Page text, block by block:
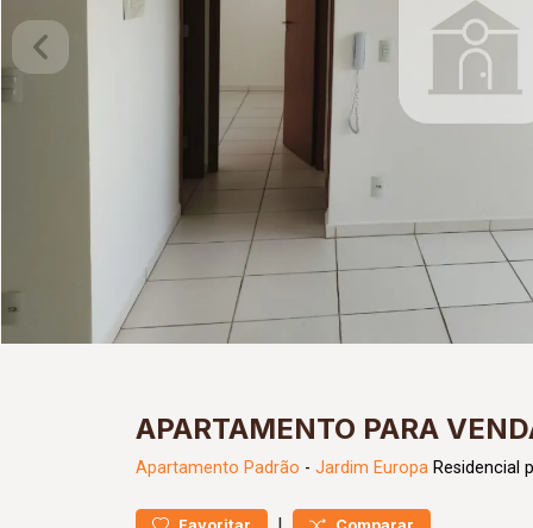
APARTAMENTO PARA
Apartamento Padrão - Jardim Europa Residencial